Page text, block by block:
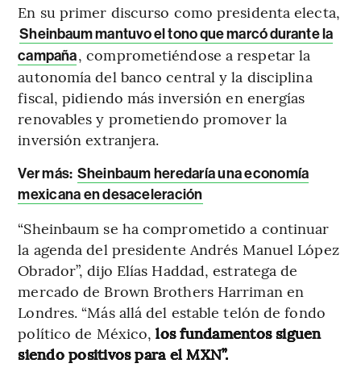
En su primer discurso como presidenta electa,
Sheinbaum mantuvo el tono que marcó durante la
campaña, comprometiéndose a respetar la
autonomía del banco central y la disciplina
fiscal, pidiendo más inversión en energías
renovables y prometiendo promover la
inversión extranjera.
Ver más: Sheinbaum heredaría una economía
mexicana en desaceleración
“Sheinbaum se ha comprometido a continuar
la agenda del presidente Andrés Manuel López
Obrador”, dijo Elías Haddad, estratega de
mercado de Brown Brothers Harriman en
Londres. “Más allá del estable telón de fondo
político de México,los fundamentos siguen
siendo positivos para el MXN”.